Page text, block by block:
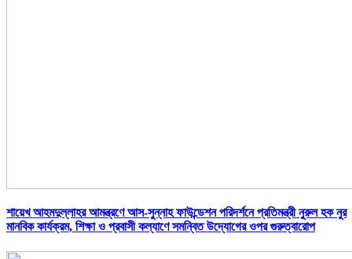
শায়েখ আহমদুল্লাহর আমন্ত্রণে আস-সুন্নাহ ফাউন্ডেশন পরিদর্শনে প্রতিমন্ত্রী নুরুল হক নুর
মানবিক কার্যক্রম, শিক্ষা ও প্রবাসী কল্যাণে সমন্বিত উদ্যোগের ওপর গুরুত্বারোপ